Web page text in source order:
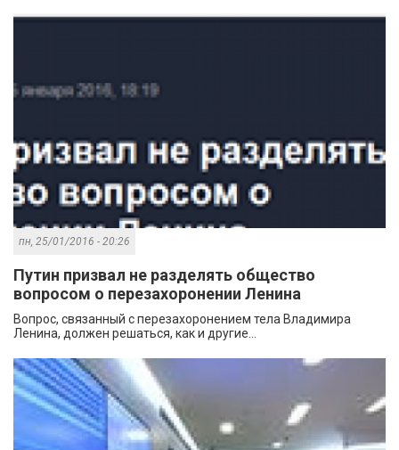
пн, 25/01/2016 - 20:26
Путин призвал не разделять общество
вопросом о перезахоронении Ленина
Вопрос, связанный с перезахоронением тела Владимира
Ленина, должен решаться, как и другие...